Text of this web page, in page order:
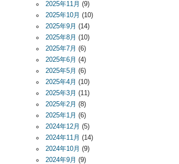
2025年11月 (9)
2025年10月 (10)
2025年9月 (14)
2025年8月 (10)
2025年7月 (6)
2025年6月 (4)
2025年5月 (6)
2025年4月 (10)
2025年3月 (11)
2025年2月 (8)
2025年1月 (6)
2024年12月 (5)
2024年11月 (14)
2024年10月 (9)
2024年9月 (9)